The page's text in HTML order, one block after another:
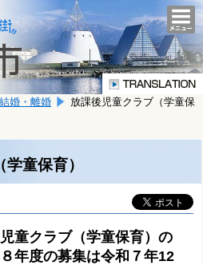
結婚・離婚
放課後児童クラブ（学童保
童保育）
童クラブ（学童保育）の
年度の募集は令和７年12